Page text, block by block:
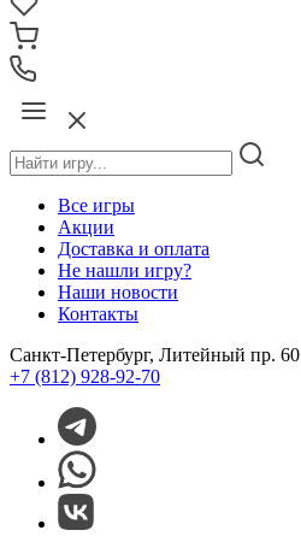
Все игры
Акции
Доставка и оплата
Не нашли игру?
Наши новости
Контакты
Санкт-Петербург, Литейный пр. 60
+7 (812) 928-92-70